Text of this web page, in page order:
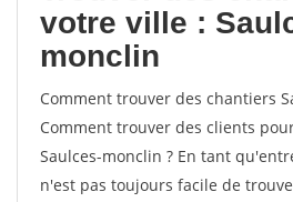
votre ville :
monclin
Comment trouver des chantiers
Comment trouver des clients
Saulces-monclin ? En tant
n'est pas toujours facile de